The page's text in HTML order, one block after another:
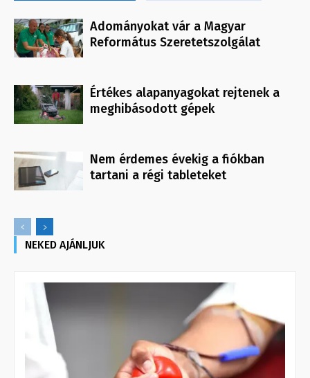
Adományokat vár a Magyar
Református Szeretetszolgálat
Értékes alapanyagokat rejtenek a
meghibásodott gépek
Nem érdemes évekig a fiókban
tartani a régi tableteket
NEKED AJÁNLJUK